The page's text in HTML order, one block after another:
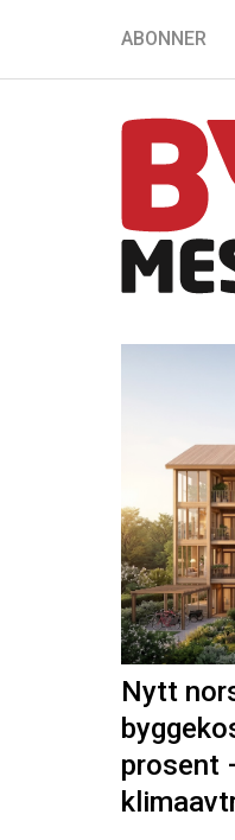
ABONNER
Nytt
prosent